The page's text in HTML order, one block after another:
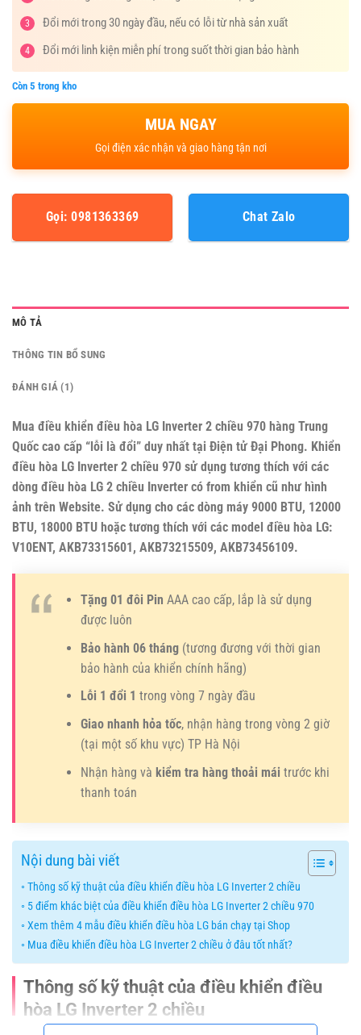
3 Đổi mới trong 30 ngày đầu, nếu có lỗi từ nhà sản xuất
4 Đổi mới linh kiện miễn phí trong suốt thời gian bảo hành
Còn 5 trong kho
Gọi: 0981363369 Chat Zalo
MÔ TẢ
THÔNG TIN BỔ SUNG
ĐÁNH GIÁ (1)
Mua điều khiển điều hòa LG Inverter 2 chiều 970 hàng Trung
Quốc cao cấp “lỗi là đổi” duy nhất tại Điện tử Đại Phong. Khiển
điều hòa LG Inverter 2 chiều 970 sử dụng tương thích với các
dòng điều hòa LG 2 chiều Inverter có from khiển cũ như hình
ảnh trên Website. Sử dụng cho các dòng máy 9000 BTU, 12000
BTU, 18000 BTU hoặc tương thích với các model điều hòa LG:
V10ENT, AKB73315601, AKB73215509, AKB73456109.
Tặng 01 đôi Pin AAA cao cấp, lắp là sử dụng
được luôn
Bảo hành 06 tháng(tương đương với thời gian
bảo hành của khiển chính hãng)
Lỗi 1 đổi 1 trong vòng 7 ngày đầu
Giao nhanh hỏa tốc, nhận hàng trong vòng 2 giờ
(tại một số khu vực) TP Hà Nội
Nhận hàng và kiểm tra hàng thoải mái trước khi
thanh toán
Nội dung bài viết
Thông số kỹ thuật của điều khiển điều hòa LG Inverter 2 chiều
5 điểm khác biệt của điều khiển điều hòa LG Inverter 2 chiều 970
Xem thêm 4 mẫu điều khiển điều hòa LG bán chạy tại Shop
Mua điều khiển điều hòa LG Inverter 2 chiều ở đâu tốt nhất?
Thông số kỹ thuật của điều khiển điều
hòa LG Inverter 2 chiều